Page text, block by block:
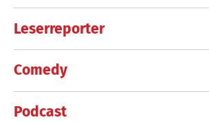
Leserreporter
Comedy
Podcast